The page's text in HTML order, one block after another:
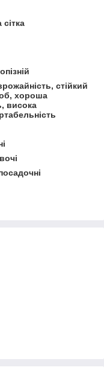
стійкий
хороша
висока